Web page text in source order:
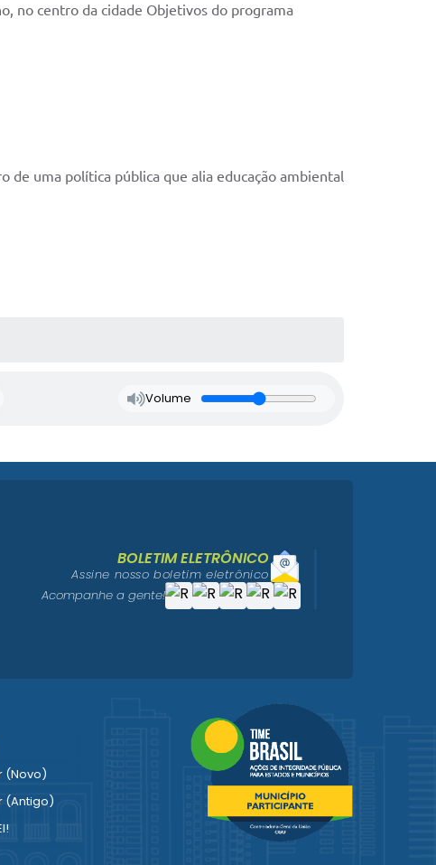
no centro da cidade Objetivos do programa
de uma política pública que alia educação ambiental
Volume
(Novo)
(Antigo)
BOLETIM ELETRÔNICO
Assine nosso boletim eletrônico
Acompanhe a gente!